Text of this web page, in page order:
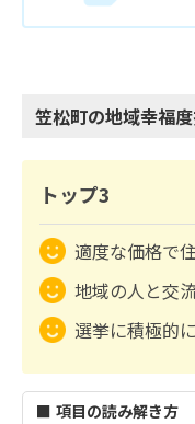
笠松町の地域幸福
トップ3
適度な価格で
地域の人と交
選挙に積極的
■ 項目の読み解き方